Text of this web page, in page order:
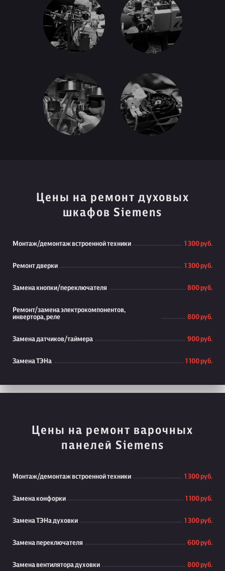
Цены на ремонт духовых
шкафов Siemens
Монтаж/демонтаж встроенной техники 1 300 руб.
Ремонт дверки 1 300 руб.
Замена кнопки/переключателя 800 руб.
Ремонт/замена электрокомпонентов,
инвертора, реле
800 руб.
Замена датчиков/таймера 900 руб.
Замена ТЭНа 1 100 руб.
Цены на ремонт варочных
панелей Siemens
Монтаж/демонтаж встроенной техники 1 300 руб.
Замена конфорки 1 100 руб.
Замена ТЭНа духовки 1 300 руб.
Замена переключателя 600 руб.
Замена вентилятора духовки 800 руб.